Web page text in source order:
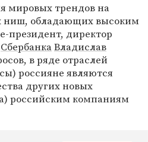
мировых трендов на
ниш, обладающих высоким
президент, директор
СбербанкаВладислав
в ряде отраслей
россияне являются
других новых
российским компаниям